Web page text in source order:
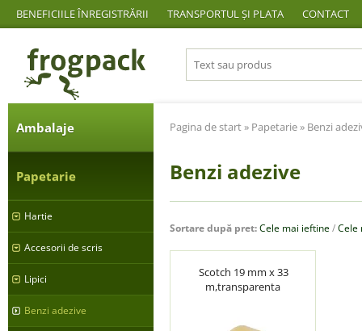
BENEFICIILE ÎNREGISTRĂRII TRANSPORTUL ȘI PLATA CONTACT
Ambalaje
Papetarie
Hartie
Accesorii de scris
Lipici
Benzi adezive
Pagina de start» Papetarie» Benzi
Benzi adezive
Sortare după pret:Cele mai ieftine/Cele
Scotch 19 mm x 33
m,transparenta